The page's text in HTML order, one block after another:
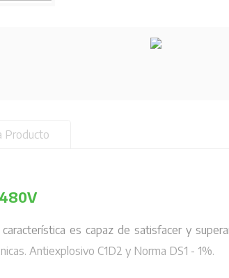
Producto
es capaz de satisfacer y
Antiexplosivo C1D2 y Norma DS1 - 1%.